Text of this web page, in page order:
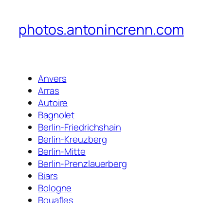
photos.antonincrenn.com
Anvers
Arras
Autoire
Bagnolet
Berlin-Friedrichshain
Berlin-Kreuzberg
Berlin-Mitte
Berlin-Prenzlauerberg
Biars
Bologne
Bouafles